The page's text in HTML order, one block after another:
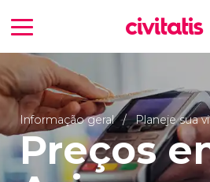
Informação geral Planeje sua
Preços